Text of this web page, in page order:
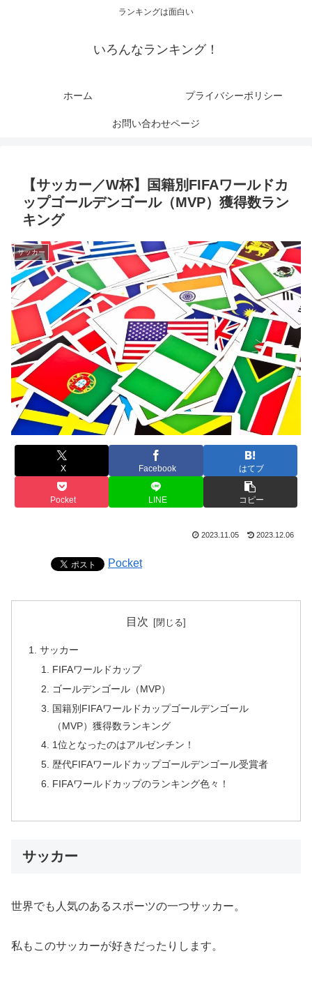
ランキングは面白い
いろんなランキング！
ホーム プライバシーポリシー
お問い合わせページ
【サッカー／W杯】国籍別FIFAワールドカ
ップゴールデンゴール（MVP）獲得数ラン
キング
サッカー
X Facebook はてブ
Pocket LINE コピー
2023.11.05 2023.12.06
Pocket
目次
サッカー
FIFAワールドカップ
ゴールデンゴール（MVP）
国籍別FIFAワールドカップゴールデンゴール
（MVP）獲得数ランキング
1位となったのはアルゼンチン！
歴代FIFAワールドカップゴールデンゴール受賞者
FIFAワールドカップのランキング色々！
サッカー
世界でも人気のあるスポーツの一つサッカー。
私もこのサッカーが好きだったりします。